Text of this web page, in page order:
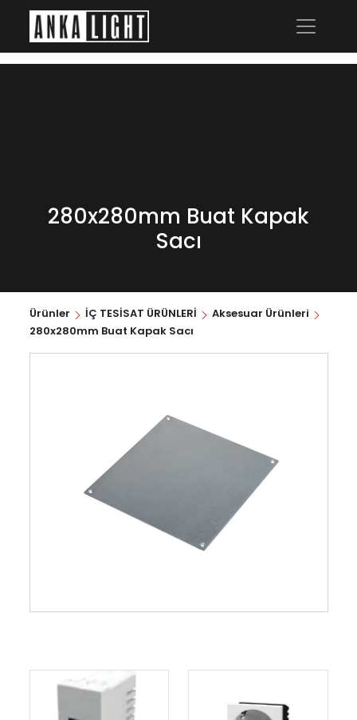
280x280mm Buat Kapak
Sacı
Ürünler İÇ TESİSAT ÜRÜNLERİ
Aksesuar Ürünleri
280x280mm Buat Kapak Sacı